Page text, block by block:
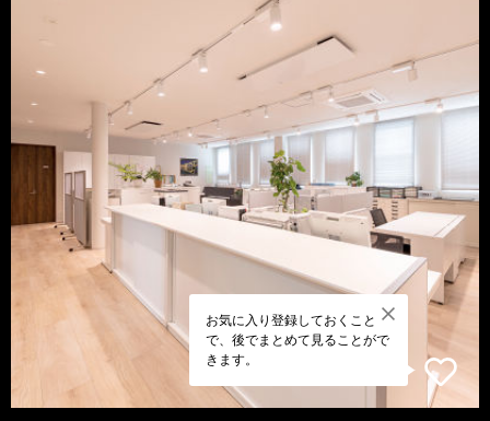
お気に入り登録しておくこと
で、後でまとめて見ることがで
きます。